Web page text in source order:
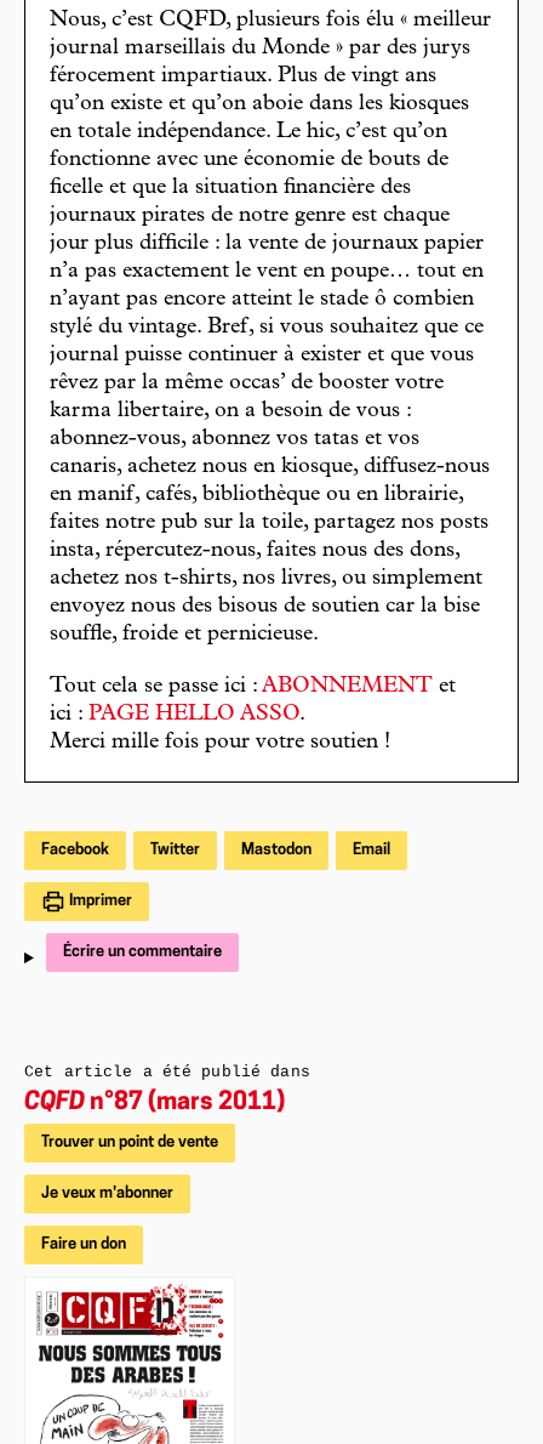
Nous, c’est CQFD, plusieurs fois élu « meilleur
journal marseillais du Monde » par des jurys
férocement impartiaux. Plus de vingt ans
qu’on existe et qu’on aboie dans les kiosques
en totale indépendance. Le hic, c’est qu’on
fonctionne avec une économie de bouts de
ficelle et que la situation financière des
journaux pirates de notre genre est chaque
jour plus difficile : la vente de journaux papier
n’a pas exactement le vent en poupe… tout en
n’ayant pas encore atteint le stade ô combien
stylé du vintage. Bref, si vous souhaitez que ce
journal puisse continuer à exister et que vous
rêvez par la même occas’ de booster votre
karma libertaire, on a besoin de vous :
abonnez-vous, abonnez vos tatas et vos
canaris, achetez nous en kiosque, diffusez-nous
en manif, cafés, bibliothèque ou en librairie,
faites notre pub sur la toile, partagez nos posts
insta, répercutez-nous, faites nous des dons,
achetez nos t-shirts, nos livres, ou simplement
envoyez nous des bisous de soutien car la bise
souffle, froide et pernicieuse.
Tout cela se passe ici : ABONNEMENT et
ici : PAGE HELLO ASSO.
Merci mille fois pour votre soutien !
Facebook Twitter Mastodon Email
Imprimer
Écrire un commentaire
Cet article a été publié dans
CQFD n°87 (mars 2011)
Trouver un point de vente
Je veux m'abonner
Faire un don